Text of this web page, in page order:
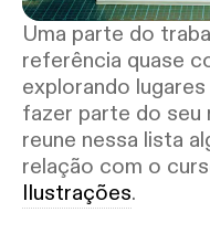
Uma parte do
referência quase
explorando
fazer parte do seu
reune nessa lista
relação com o
Ilustrações.